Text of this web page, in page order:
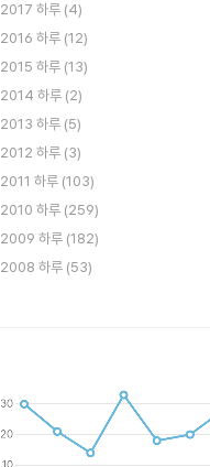
2017 하루 (4)
2016 하루 (12)
2015 하루 (13)
2014 하루 (2)
2013 하루 (5)
2012 하루 (3)
2011 하루 (103)
2010 하루 (259)
2009 하루 (182)
2008 하루 (53)